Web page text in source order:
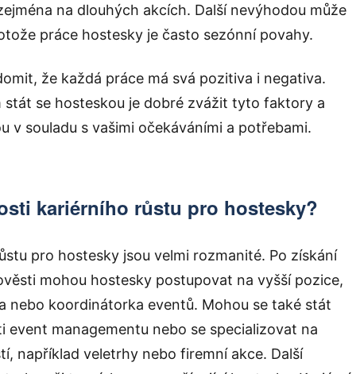
na dlouhých akcích. Další nevýhodou může
práce hostesky je často sezónní povahy.
že každá práce má svá pozitiva i negativa.
stát se hosteskou je dobré zvážit tyto faktory a
v souladu s vašimi očekáváními a potřebami.
kariérního růstu pro hostesky?
pro hostesky jsou velmi rozmanité. Po získání
mohou hostesky postupovat na vyšší pozice,
nebo koordinátorka eventů. Mohou se také stát
event managementu nebo se specializovat na
například veletrhy nebo firemní akce. Další